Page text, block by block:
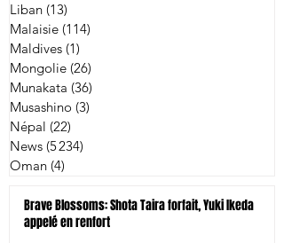
Liban (13)
Malaisie (114)
Maldives (1)
Mongolie (26)
Munakata (36)
Musashino (3)
Népal (22)
News (5 234)
Oman (4)
Brave Blossoms: Shota Taira forfait, Yuki Ikeda
appelé en renfort